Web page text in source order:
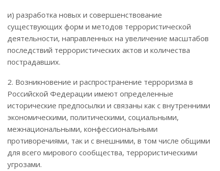
и) разработка новых и совершенствование
существующих форм и методов террористической
деятельности, направленных на увеличение масштабов
последствий террористических актов и количества
пострадавших.
2. Возникновение и распространение терроризма в
Российской Федерации имеют определенные
исторические предпосылки и связаны как с внутренними
экономическими, политическими, социальными,
межнациональными, конфессиональными
противоречиями, так и с внешними, в том числе общими
для всего мирового сообщества, террористическими
угрозами.